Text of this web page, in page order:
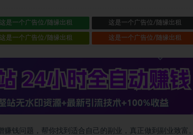
这是一个广告位/随缘出租 这是一个广告位/随缘出租
这是一个广告位/随缘出租 这是一个广告位/随缘出租
钱问题，帮你找到适合自己的副业，真正做到副业致富。